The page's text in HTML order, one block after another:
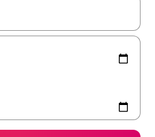
disponíveis, explore-os